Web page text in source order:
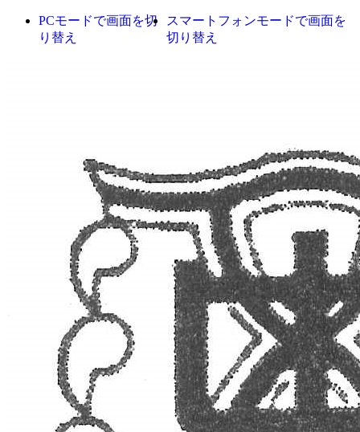
PCモードで画面を切
り替え
スマートフォンモードで画面を
切り替え